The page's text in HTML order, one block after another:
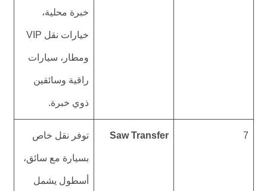
خبرة محلية،
خيارات نقل VIP
ومطار، سيارات
راقية وسائقين
ذوي خبرة.
7
Saw Transfer توفر نقل خاص
بسيارة مع سائق،
أسطول يشمل